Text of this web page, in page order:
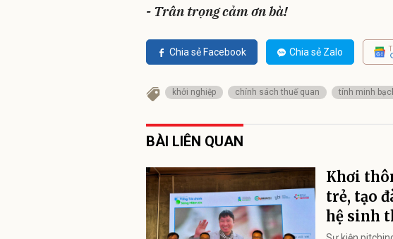
- Trân trọng cảm ơn bà!
Chia sẻ Facebook Chia sẻ Zalo
khởi nghiệp chính sách thuế quan tính minh
BÀI LIÊN QUAN
Khơi
trẻ, tạo
hệ sinh